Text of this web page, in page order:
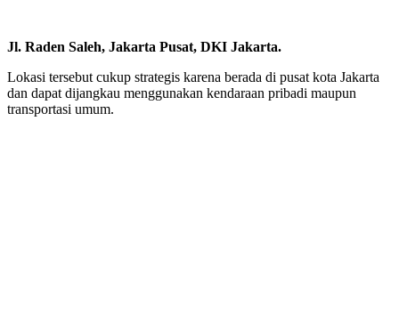
Jl. Raden Saleh, Jakarta Pusat, DKI Jakarta.
Lokasi tersebut cukup strategis karena berada di pusat kota Jakarta
dan dapat dijangkau menggunakan kendaraan pribadi maupun
transportasi umum.